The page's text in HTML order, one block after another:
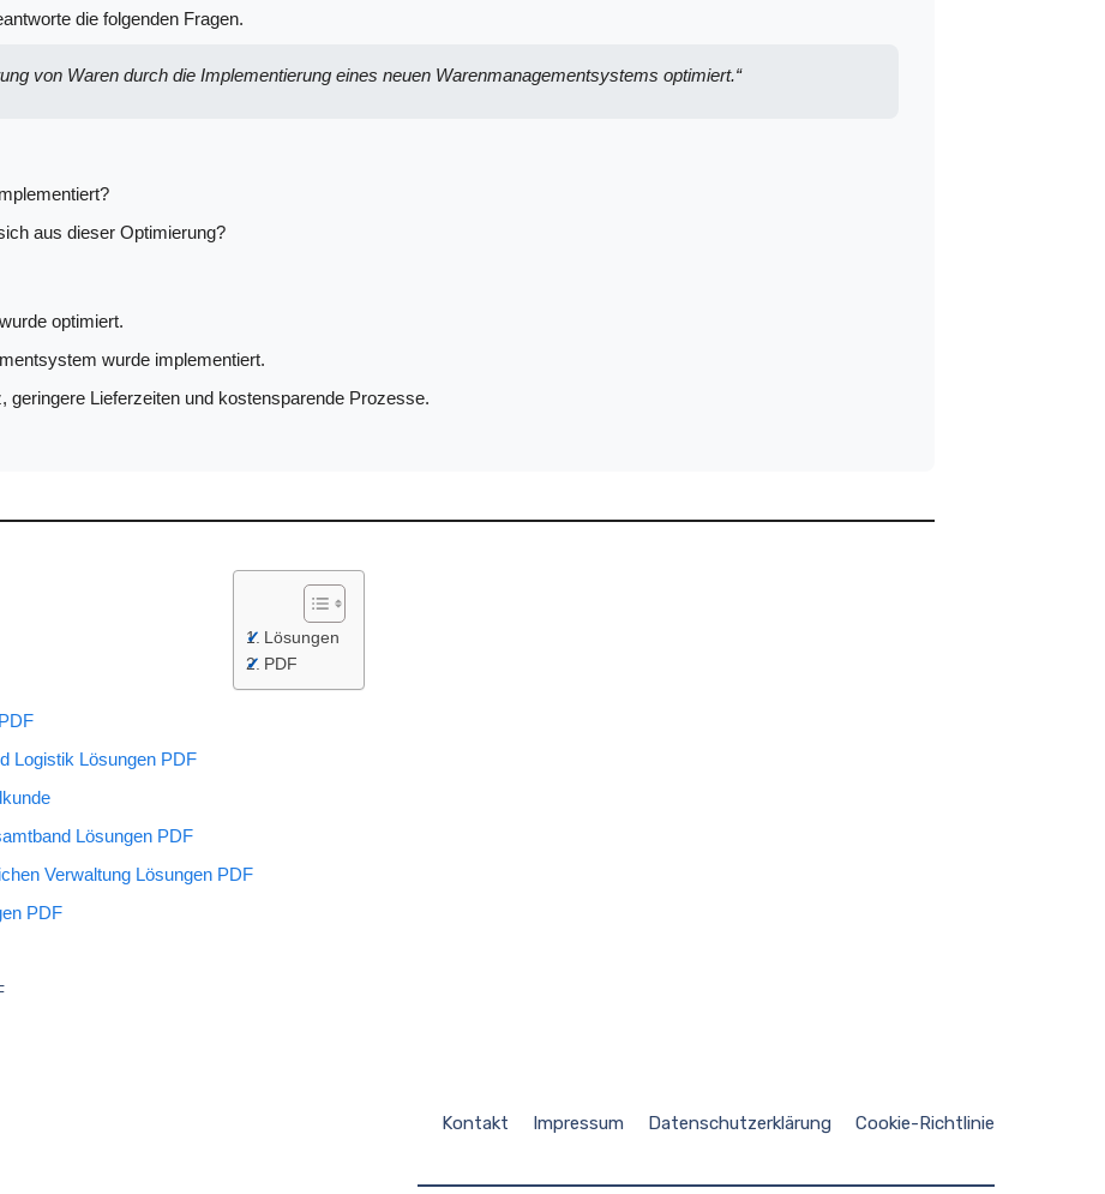
die folgenden Fragen.
von Waren durch die Implementierung eines neuen Warenmanagementsystems optimiert.“
aus dieser Optimierung?
optimiert.
wurde implementiert.
geringere Lieferzeiten und kostensparende Prozesse.
Lösungen
PDF
Logistik Lösungen PDF
Lösungen PDF
Verwaltung Lösungen PDF
PDF
Kontakt Impressum Datenschutzerklärung Cookie-Richtlinie